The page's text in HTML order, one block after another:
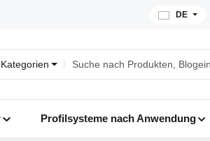
DE
Profilsysteme nach Anwendung